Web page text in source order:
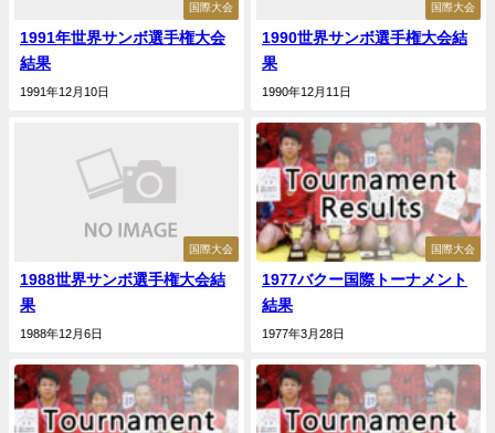
国際大会
1991年世界サンボ選手権大会
結果
1991年12月10日
国際大会
1990世界サンボ選手権大会結
果
1990年12月11日
国際大会
1988世界サンボ選手権大会結
果
1988年12月6日
国際大会
1977バクー国際トーナメント
結果
1977年3月28日